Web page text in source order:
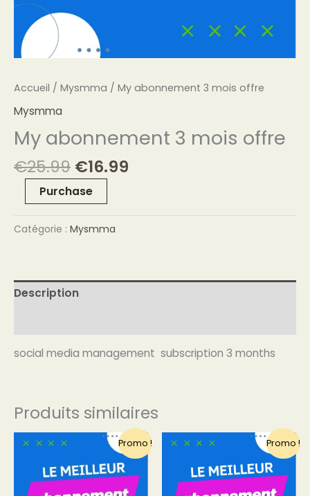
Accueil / Mysmma / My abonnement 3 mois offre
Mysmma
My abonnement 3 mois offre
€25.99 €16.99
Purchase
Catégorie : Mysmma
Description
social media management subscription 3 months
Produits similaires
Promo !
Le
prix
initial
était :
actuel
est :
€16.99.
Promo !
Le
prix
initial
était :
actuel
est :
€23.99.